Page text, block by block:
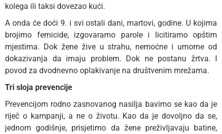
kolega ili taksi dovezao kući.
A onda će doći 9. i svi ostali dani, martovi, godine. U kojima
brojimo femicide, izgovaramo parole i licitiramo opštim
mjestima. Dok žene žive u strahu, nemoćne i umorne od
dokazivanja da imaju problem. Dok ne postanu žrtva. I
povod za dvodnevno oplakivanje na društvenim mrežama.
Tri sloja prevencije
Prevencijom rodno zasnovanog nasilja bavimo se kao da je
riječ o kampanji, a ne o životu. Kao da je dovoljno da se,
jednom godišnje, prisjetimo da žene preživljavaju batine,